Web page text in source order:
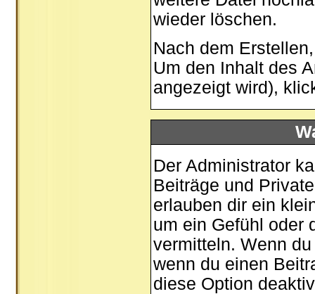
wieder löschen.
Nach dem
Um den Inhalt des
angezeigt wird),
Der Administrator
Beiträge und
erlauben dir ein
um ein Gefühl oder
vermitteln. Wenn
wenn du einen
diese Option